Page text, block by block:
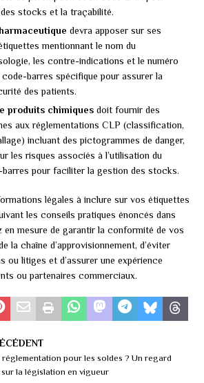
stocks et la traçabilité.
devra apposer sur ses
mentionnant le nom du
les contre-indications et le numéro
code-barres spécifique pour assurer la
des patients.
produits chimiques doit fournir des
aux réglementations CLP (classification,
incluant des pictogrammes de danger,
les risques associés à l’utilisation du
pour faciliter la gestion des stocks.
légales à inclure sur vos étiquettes
les conseils pratiques énoncés dans
mesure de garantir la conformité de vos
la chaîne d’approvisionnement, d’éviter
ou litiges et d’assurer une expérience
ou partenaires commerciaux.
réglementation pour les soldes ? Un regard
la législation en vigueur